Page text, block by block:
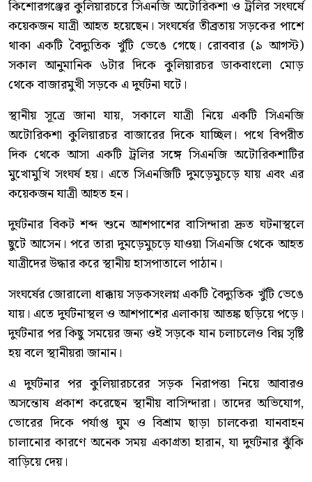
কিশোরগঞ্জের কুলিয়ারচরে সিএনজি অটোরিকশা ও ট্রলির সংঘর্ষে
কয়েকজন যাত্রী আহত হয়েছেন। সংঘর্ষের তীব্রতায় সড়কের পাশে
থাকা একটি বৈদ্যুতিক খুঁটি ভেঙে গেছে। রোববার (৯ আগস্ট)
সকাল আনুমানিক ৬টার দিকে কুলিয়ারচর ডাকবাংলো মোড়
থেকে বাজারমুখী সড়কে এ দুর্ঘটনা ঘটে।
স্থানীয় সূত্রে জানা যায়, সকালে যাত্রী নিয়ে একটি সিএনজি
অটোরিকশা কুলিয়ারচর বাজারের দিকে যাচ্ছিল। পথে বিপরীত
দিক থেকে আসা একটি ট্রলির সঙ্গে সিএনজি অটোরিকশাটির
মুখোমুখি সংঘর্ষ হয়। এতে সিএনজিটি দুমড়েমুচড়ে যায় এবং এর
কয়েকজন যাত্রী আহত হন।
দুর্ঘটনার বিকট শব্দ শুনে আশপাশের বাসিন্দারা দ্রুত ঘটনাস্থলে
ছুটে আসেন। পরে তারা দুমড়েমুচড়ে যাওয়া সিএনজি থেকে আহত
যাত্রীদের উদ্ধার করে স্থানীয় হাসপাতালে পাঠান।
সংঘর্ষের জোরালো ধাক্কায় সড়কসংলগ্ন একটি বৈদ্যুতিক খুঁটি ভেঙে
যায়। এতে দুর্ঘটনাস্থল ও আশপাশের এলাকায় আতঙ্ক ছড়িয়ে পড়ে।
দুর্ঘটনার পর কিছু সময়ের জন্য ওই সড়কে যান চলাচলেও বিঘ্ন সৃষ্টি
হয় বলে স্থানীয়রা জানান।
এ দুর্ঘটনার পর কুলিয়ারচরের সড়ক নিরাপত্তা নিয়ে আবারও
অসন্তোষ প্রকাশ করেছেন স্থানীয় বাসিন্দারা। তাদের অভিযোগ,
ভোরের দিকে পর্যাপ্ত ঘুম ও বিশ্রাম ছাড়া চালকেরা যানবাহন
চালানোর কারণে অনেক সময় একাগ্রতা হারান, যা দুর্ঘটনার ঝুঁকি
বাড়িয়ে দেয়।